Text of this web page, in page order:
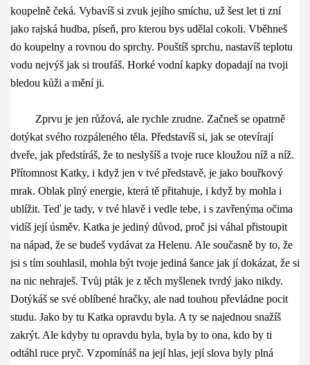
koupelně čeká. Vybavíš si zvuk jejího smíchu, už šest let ti zní
jako rajská hudba, píseň, pro kterou bys udělal cokoli. Vběhneš
do koupelny a rovnou do sprchy. Pouštíš sprchu, nastavíš teplotu
vodu nejvýš jak si troufáš. Horké vodní kapky dopadají na tvoji
bledou kůži a mění ji.
Zprvu je jen růžová, ale rychle zrudne. Začneš se opatrně
dotýkat svého rozpáleného těla. Představíš si, jak se otevírají
dveře, jak předstíráš, že to neslyšíš a tvoje ruce kloužou níž a níž.
Přítomnost Katky, i když jen v tvé představě, je jako bouřkový
mrak. Oblak plný energie, která tě přitahuje, i když by mohla i
ublížit. Teď je tady, v tvé hlavě i vedle tebe, i s zavřenýma očima
vidíš její úsměv. Katka je jediný důvod, proč jsi váhal přistoupit
na nápad, že se budeš vydávat za Helenu. Ale současně by to, že
jsi s tím souhlasil, mohla být tvoje jediná šance jak jí dokázat, že si
na nic nehraješ. Tvůj pták je z těch myšlenek tvrdý jako nikdy.
Dotýkáš se své oblíbené hračky, ale nad touhou převládne pocit
studu. Jako by tu Katka opravdu byla. A ty se najednou snažíš
zakrýt. Ale kdyby tu opravdu byla, byla by to ona, kdo by ti
odtáhl ruce pryč. Vzpomínáš na její hlas, její slova byly plná